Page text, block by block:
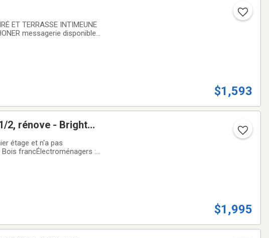
ET TERRASSE INTIMEUNE
messagerie disponible
$1,593
2, rénove - Bright
étage et n'a pas
Bois francÉlectroménagers :
$1,995